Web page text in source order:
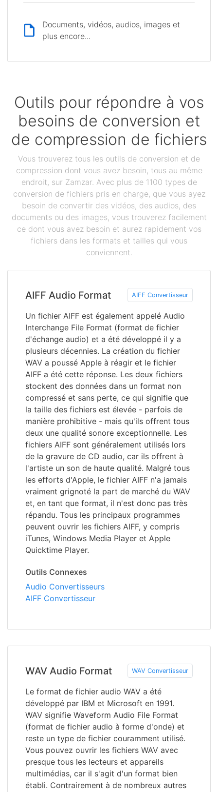
Documents, vidéos, audios, images et
plus encore...
Outils pour répondre à vos
besoins de conversion et
de compression de fichiers
Vous trouverez tous les outils de conversion et de
compression dont vous avez besoin, tous au même
endroit, sur Zamzar. Avec plus de 1100 types de
conversion de fichiers pris en charge, que vous ayez
besoin de convertir des vidéos, des audios, des
documents ou des images, vous trouverez facilement
ce dont vous avez besoin et aurez rapidement vos
fichiers dans les formats et tailles qui vous
conviennent.
AIFF Audio Format AIFF Convertisseur
Un fichier AIFF est également appelé Audio
Interchange File Format (format de fichier
d'échange audio) et a été développé il y a
plusieurs décennies. La création du fichier
WAV a poussé Apple à réagir et le fichier
AIFF a été cette réponse. Les deux fichiers
stockent des données dans un format non
compressé et sans perte, ce qui signifie que
la taille des fichiers est élevée - parfois de
manière prohibitive - mais qu'ils offrent tous
deux une qualité sonore exceptionnelle. Les
fichiers AIFF sont généralement utilisés lors
de la gravure de CD audio, car ils offrent à
l'artiste un son de haute qualité. Malgré tous
les efforts d'Apple, le fichier AIFF n'a jamais
vraiment grignoté la part de marché du WAV
et, en tant que format, il n'est donc pas très
répandu. Tous les principaux programmes
peuvent ouvrir les fichiers AIFF, y compris
iTunes, Windows Media Player et Apple
Quicktime Player.
Outils Connexes
Audio Convertisseurs
AIFF Convertisseur
WAV Audio Format WAV Convertisseur
Le format de fichier audio WAV a été
développé par IBM et Microsoft en 1991.
WAV signifie Waveform Audio File Format
(format de fichier audio à forme d'onde) et
reste un type de fichier couramment utilisé.
Vous pouvez ouvrir les fichiers WAV avec
presque tous les lecteurs et appareils
multimédias, car il s'agit d'un format bien
établi. Contrairement à de nombreux autres